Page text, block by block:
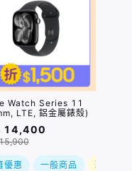
Watch Series 11
LTE, 鋁金屬錶殼)
14,400
優惠 一般商品 現折